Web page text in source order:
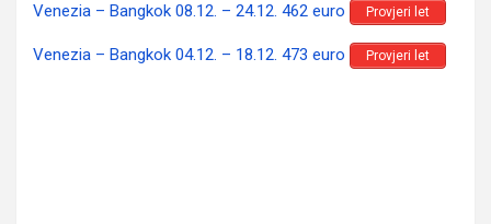
Venezia – Bangkok 08.12. – 24.12. 462 euro Provjeri let
Venezia – Bangkok 04.12. – 18.12. 473 euro Provjeri let